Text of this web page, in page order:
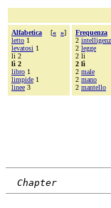
Alfabetica [« »]
letto 1
levatosi 1
li 2
lì 2
libro 1
limpide 1
linee 3
Frequenza
2
2 legge
2 li
2 lì
2 male
2 mano
2 mantello
Chapter